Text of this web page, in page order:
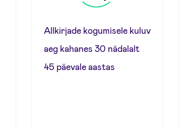
Allkirjade kogumisele kuluv
aeg kahanes 30 nädalalt
45 päevale aastas